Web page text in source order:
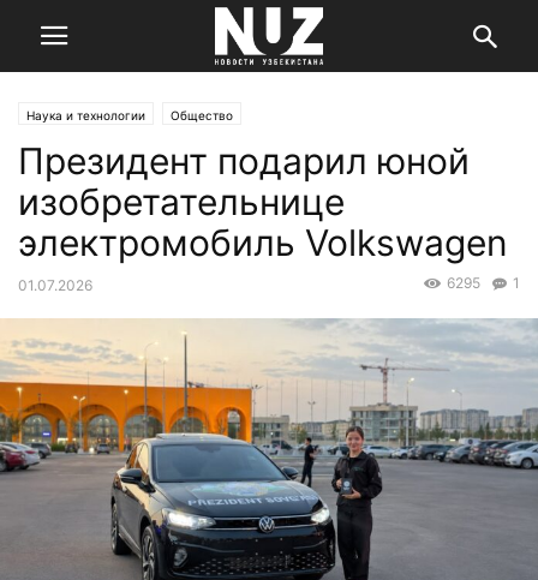
Наука и технологии Общество
Президент подарил юной
изобретательнице
электромобиль Volkswagen
01.07.2026 1
6295